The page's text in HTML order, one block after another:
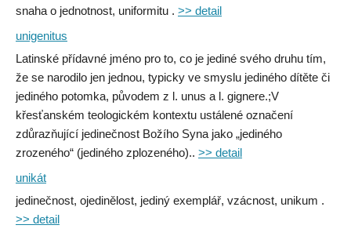
snaha o jednotnost, uniformitu . >> detail
unigenitus
Latinské přídavné jméno pro to, co je jediné svého druhu tím,
že se narodilo jen jednou, typicky ve smyslu jediného dítěte či
jediného potomka, původem z l. unus a l. gignere.;V
křesťanském teologickém kontextu ustálené označení
zdůrazňující jedinečnost Božího Syna jako „jediného
zrozeného“ (jediného zplozeného).. >> detail
unikát
jedinečnost, ojedinělost, jediný exemplář, vzácnost, unikum .
>> detail